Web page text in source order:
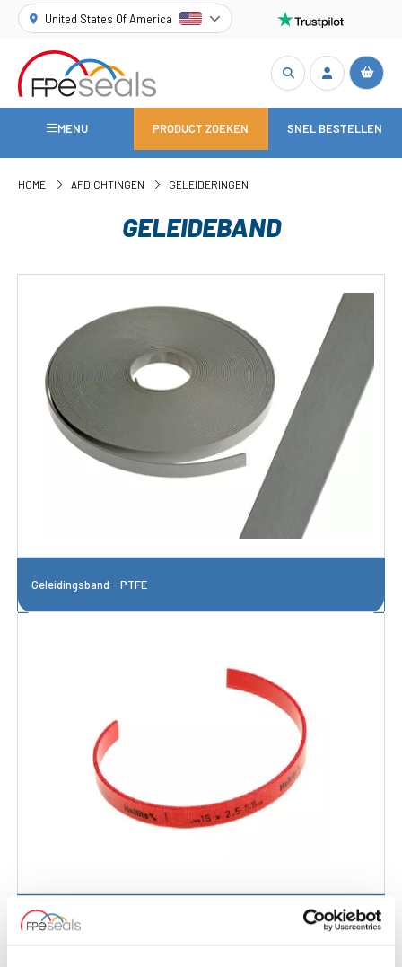
United States Of America
MENU PRODUCT ZOEKEN SNEL BESTELLEN
HOME AFDICHTINGEN GELEIDERINGEN
GELEIDEBAND
Geleidingsband - PTFE
Geleidingsstrip - Hallite Type 506